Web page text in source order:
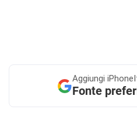
Aggiungi
Fonte